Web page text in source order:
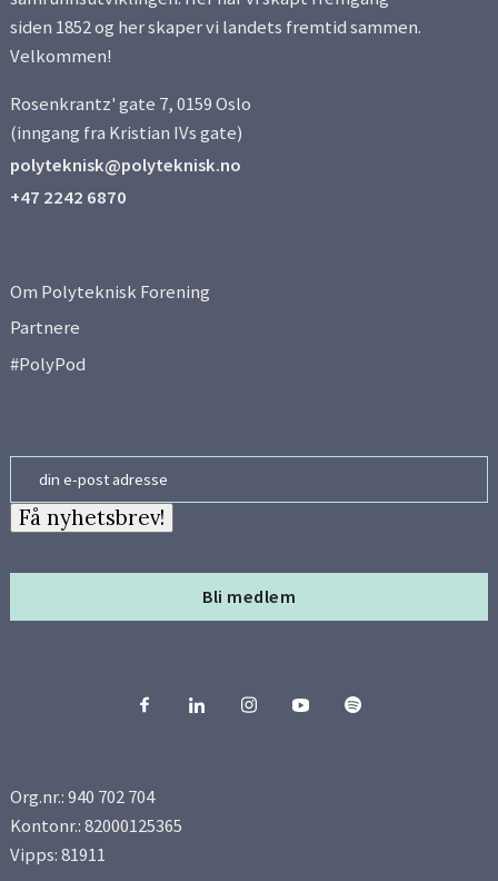
siden 1852 og her skaper vi landets fremtid sammen.
Velkommen!
Rosenkrantz' gate 7, 0159 Oslo
(inngang fra Kristian IVs gate)
polyteknisk@polyteknisk.no
+47 2242 6870
Om Polyteknisk Forening
Partnere
#PolyPod
Bli medlem
Få nyhetsbrev!
Org.nr.: 940 702 704
Kontonr.: 82000125365
Vipps: 81911